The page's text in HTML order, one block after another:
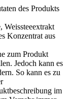
des Produkts
Weissteeextrakt
Konzentrat aus
zum Produkt
Jedoch kann es
So kann es zu
im